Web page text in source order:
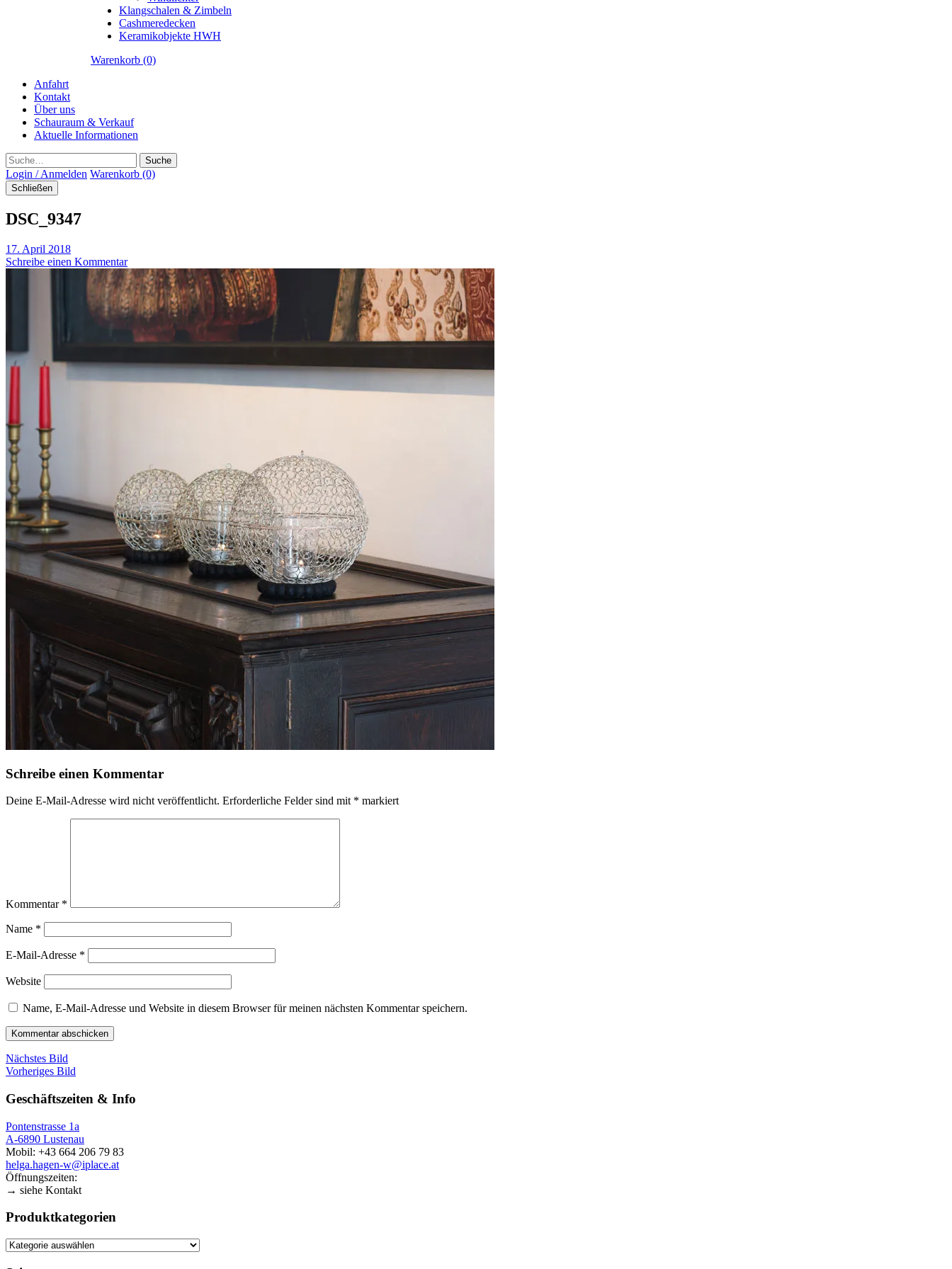
Klangschalen & Zimbeln
Cashmeredecken
Keramikobjekte HWH
Warenkorb (0)
Anfahrt
Kontakt
Über uns
Schauraum & Verkauf
Aktuelle Informationen
Suche
Login / Anmelden Warenkorb (0)
Schließen
DSC_9347
17. April 2018
Schreibe einen Kommentar
Schreibe einen Kommentar
Deine E-Mail-Adresse wird nicht veröffentlicht. Erforderliche Felder sind mit * markiert
Kommentar *
Name *
E-Mail-Adresse *
Website
Name, E-Mail-Adresse und Website in diesem Browser für meinen nächsten Kommentar speichern.
Nächstes Bild
Vorheriges Bild
Geschäftszeiten & Info
Pontenstrasse 1a
A-6890 Lustenau
Mobil: +43 664 206 79 83
helga.hagen-w@iplace.at
Öffnungszeiten:
→ siehe Kontakt
Produktkategorien